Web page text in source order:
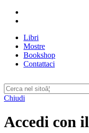
Libri
Mostre
Bookshop
Contattaci
Chiudi
Accedi con